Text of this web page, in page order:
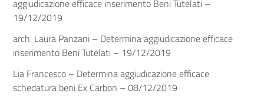
aggiudicazione efficace inserimento Beni Tutelati –
19/12/2019
arch. Laura Panzani – Determina aggiudicazione efficace
inserimento Beni Tutelati – 19/12/2019
Lia Francesco – Determina aggiudicazione efficace
schedatura beni Ex Carbon – 08/12/2019